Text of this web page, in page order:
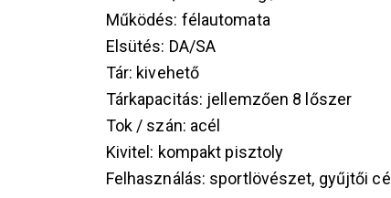
Működés: félautomata
Elsütés: DA/SA
Tár: kivehető
Tárkapacitás: jellemzően 8 lőszer
Tok / szán: acél
Kivitel: kompakt pisztoly
Felhasználás: sportlövészet, gyűjtői cél